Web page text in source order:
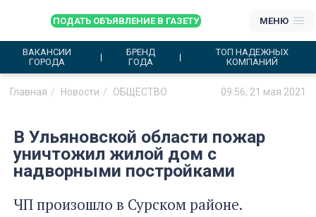
ПОДАТЬ ОБЪЯВЛЕНИЕ В ГАЗЕТУ МЕНЮ
ВАКАНСИИ
ГОРОДА
БРЕНД
ГОДА
ТОП НАДЕЖНЫХ
КОМПАНИЙ
Главная Новости ОБЩЕСТВО 09:56, 21 мая 2021
В Ульяновской области пожар
уничтожил жилой дом с
надворными постройками
ЧП произошло в Сурском районе.